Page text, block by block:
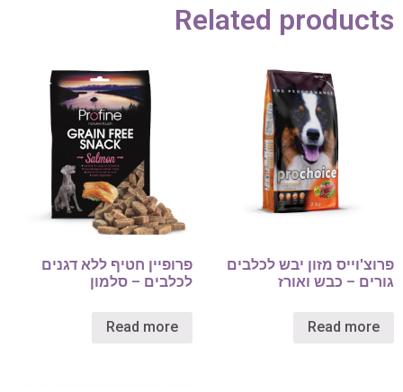
Related products
פרוצ'וייס מזון יבש לכלבים
גורים – כבש ואורז
Read more
פרופיין חטיף ללא דגנים
לכלבים – סלמון
Read more